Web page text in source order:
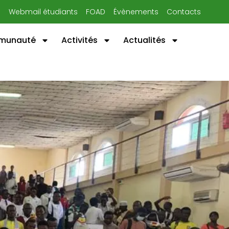
Webmail étudiants FOAD Évènements Contacts
Activités Actualités